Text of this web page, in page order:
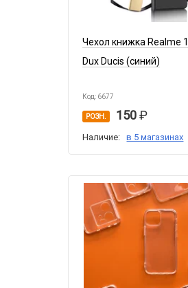
Чехол книжка Realme
Dux Ducis (синий)
Код: 6677
РОЗН. 150
Наличие: в 5 магазинах